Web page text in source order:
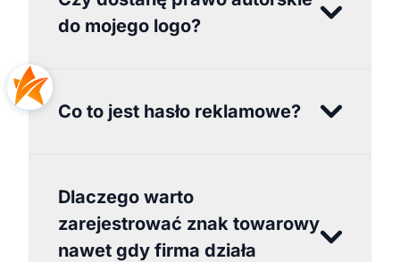
do mojego logo?
Co to jest hasło reklamowe?
Dlaczego warto
zarejestrować znak towarowy
nawet gdy firma działa